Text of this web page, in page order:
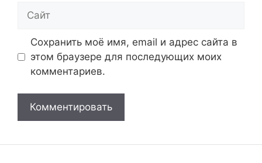
Сохранить моё имя, email и адрес сайта в
этом браузере для последующих моих
комментариев.